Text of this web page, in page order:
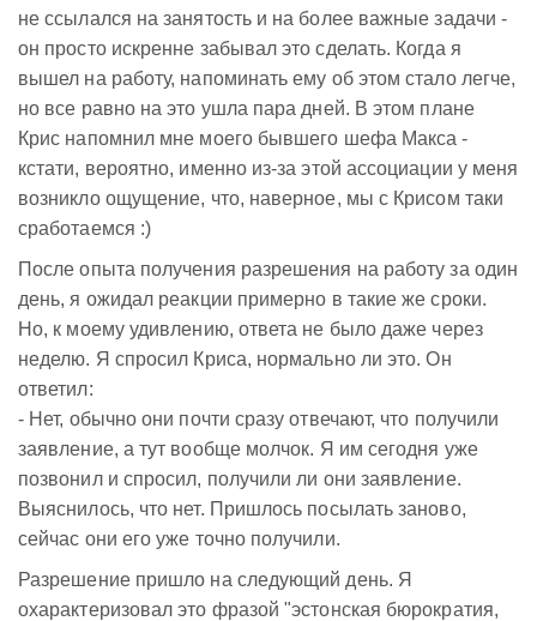
не ссылался на занятость и на более важные задачи -
он просто искренне забывал это сделать. Когда я
вышел на работу, напоминать ему об этом стало легче,
но все равно на это ушла пара дней. В этом плане
Крис напомнил мне моего бывшего шефа Макса -
кстати, вероятно, именно из-за этой ассоциации у меня
возникло ощущение, что, наверное, мы с Крисом таки
сработаемся :)
После опыта получения разрешения на работу за один
день, я ожидал реакции примерно в такие же сроки.
Но, к моему удивлению, ответа не было даже через
неделю. Я спросил Криса, нормально ли это. Он
ответил:
- Нет, обычно они почти сразу отвечают, что получили
заявление, а тут вообще молчок. Я им сегодня уже
позвонил и спросил, получили ли они заявление.
Выяснилось, что нет. Пришлось посылать заново,
сейчас они его уже точно получили.
Разрешение пришло на следующий день. Я
охарактеризовал это фразой "эстонская бюрократия,